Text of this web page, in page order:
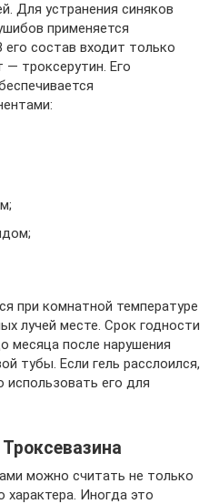
Для устранения синяков
применяется
его состав входит только
— троксерутин. Его
при комнатной температуре
лучей месте. Срок годности
месяца после нарушения
тубы. Если гель расслоился,
использовать его для
можно считать не только
Иногда это